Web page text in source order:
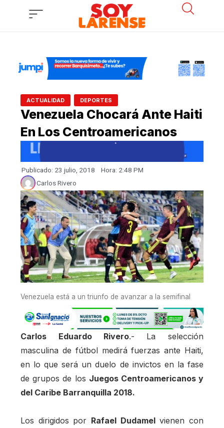
ACTUALIDAD DEPORTES
Venezuela Chocará Ante Haiti
En Los Centroamericanos
Publicado: 23 julio, 2018 Hora: 2:48 PM
Carlos Rivero
Venezuela está a un triunfo de avanzar a la semifinal
Carlos Eduardo Rivero.- La selección
masculina de fútbol medirá fuerzas ante Haiti,
en lo que será un duelo de invictos en la fase
de grupos de los Juegos Centroamericanos y
del Caribe Barranquilla 2018.
Los dirigidos por Rafael Dudamelvienen con